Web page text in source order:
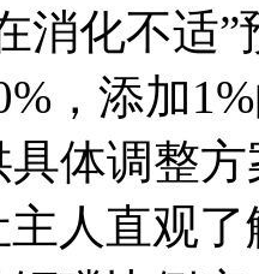
消化不适
，添加
体调整
人直观